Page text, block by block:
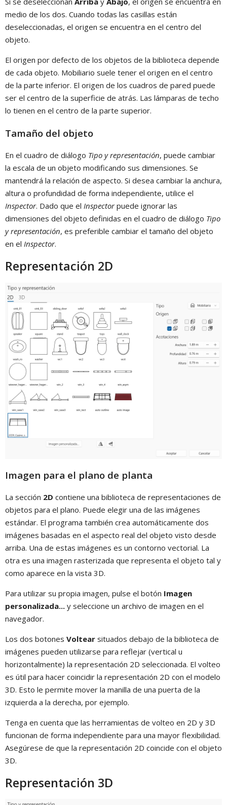
medio de los dos. Cuando todas las casillas están
deseleccionadas, el origen se encuentra en el centro del
objeto.
El origen por defecto de los objetos de la biblioteca depende
de cada objeto. Mobiliario suele tener el origen en el centro
de la parte inferior. El origen de los cuadros de pared puede
ser el centro de la superficie de atrás. Las lámparas de techo
lo tienen en el centro de la parte superior.
Tamaño del objeto
En el cuadro de diálogo Tipo y representación, puede cambiar
la escala de un objeto modificando sus dimensiones. Se
mantendrá la relación de aspecto. Si desea cambiar la anchura,
altura o profundidad de forma independiente, utilice el
Inspector. Dado que el Inspectorpuede ignorar las
dimensiones del objeto definidas en el cuadro de diálogo Tipo
y representación, es preferible cambiar el tamaño del objeto
en el Inspector.
Representación 2D
Imagen para el plano de planta
La sección 2D contiene una biblioteca de representaciones de
objetos para el plano. Puede elegir una de las imágenes
estándar. El programa también crea automáticamente dos
imágenes basadas en el aspecto real del objeto visto desde
arriba. Una de estas imágenes es un contorno vectorial. La
otra es una imagen rasterizada que representa el objeto tal y
como aparece en la vista 3D.
Para utilizar su propia imagen, pulse el botón Imagen
personalizada... y seleccione un archivo de imagen en el
navegador.
Los dos botones Voltear situados debajo de la biblioteca de
imágenes pueden utilizarse para reflejar (vertical u
horizontalmente) la representación 2D seleccionada. El volteo
es útil para hacer coincidir la representación 2D con el modelo
3D. Esto le permite mover la manilla de una puerta de la
izquierda a la derecha, por ejemplo.
Tenga en cuenta que las herramientas de volteo en 2D y 3D
funcionan de forma independiente para una mayor flexibilidad.
Asegúrese de que la representación 2D coincide con el objeto
3D.
Representación 3D